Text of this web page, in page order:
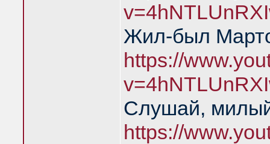
Жил-был
https://
Слушай,
https://